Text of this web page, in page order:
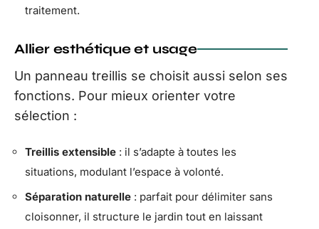
traitement.
Allier esthétique et usage
Un panneau treillis se choisit aussi selon ses
fonctions. Pour mieux orienter votre
sélection :
Treillis extensible : il s’adapte à toutes les
situations, modulant l’espace à volonté.
Séparation naturelle : parfait pour délimiter sans
cloisonner, il structure le jardin tout en laissant